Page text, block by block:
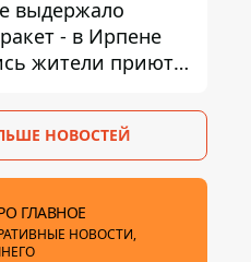
выдержало
- в Ирпене
жители приюта
НОВОСТЕЙ
ГЛАВНОЕ
НОВОСТИ,